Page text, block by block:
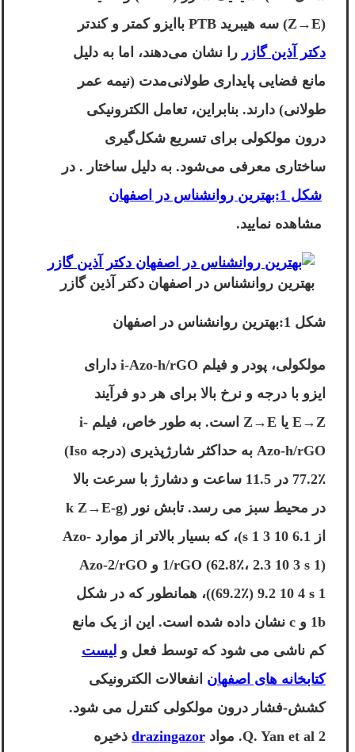
(Z→E) سه هیبرید PTB باایزو کمتر و کندتر
دکتر آذین گازر را نشان می‌دهند، اما به دلیل
مانع فضایی پایداری طولانی‌مدت (نیمه عمر
طولانی) دارند. بنابراین، تعامل الکترونیکی
درون مولکولی برای تسریع شکل‌گیری
ساختاری معرفی می‌شود. به دلیل ساختار . در
شکل 1:بهترین روانشناس در اصفهان
مشاهده نمایید.
بهترین روانشناس در اصفهان دکتر آذین گازر
شکل 1:بهترین روانشناس در اصفهان
مولکولی، پودر و فیلم i-Azo-h/rGO دارای
ایزو با درجه و نرخ بالا برای هر دو فرآیند
E→Z یا Z→E است. به طور خاص، فیلم i-
Azo-h/rGO به حداکثر شارژپذیری (درجه Iso)
77.2٪ در 11.5 ساعت و دشارژ با سرعت بالا
در محیط سبز می رسد. تابش نور (k Z→E-g
از 6.1 10 3 s 1)، که بسیار بالاتر از موارد Azo-
1/rGO (62.8٪، 2.3 10 3 s 1) و Azo-2/rGO
(69.2٪) 9.2 10 4 s 1)، همانطور که در شکل
1b و c نشان داده شده است. این از یک مانع
کم ناشی می شود که توسط فعل و لیست
کتابخانه های اصفهان انفعالات الکترونیکی
کشش-فشار درون مولکولی کنترل می شود.
2 Q. Yan et al. مواد
drazingazor ذخیره